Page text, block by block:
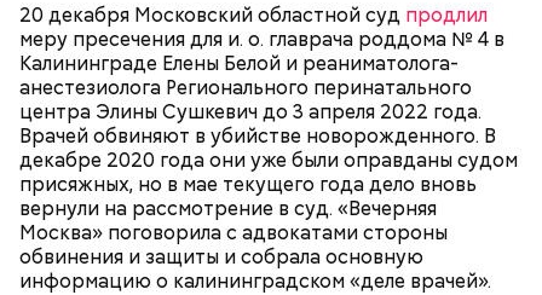
20 декабря Московский областной суд продлил
меру пресечения для и. о. главрача роддома № 4 в
Калининграде Елены Белой и реаниматолога-
анестезиолога Регионального перинатального
центра Элины Сушкевич до 3 апреля 2022 года.
Врачей обвиняют в убийстве новорожденного. В
декабре 2020 года они уже были оправданы судом
присяжных, но в мае текущего года дело вновь
вернули на рассмотрение в суд. «Вечерняя
Москва» поговорила с адвокатами стороны
обвинения и защиты и собрала основную
информацию о калининградском «деле врачей».
означает, что риск их смерти в первые часы или
дни после рождения крайне высок.
— По адресам места жительства в Москве
задержали подозреваемых — 53-летнего мужчину
и 78-летнюю женщину. Часть похищенного у
злоумышленников была изъята, — заключил
Васенин.